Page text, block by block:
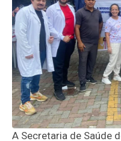
A Secretaria de Saúde